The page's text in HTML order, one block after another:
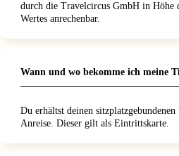
durch die Travelcircus GmbH in Höhe
Wertes anrechenbar.
Wann und wo bekomme ich meine
Du erhältst deinen
Anreise. Dieser gilt als Eintrittskarte.